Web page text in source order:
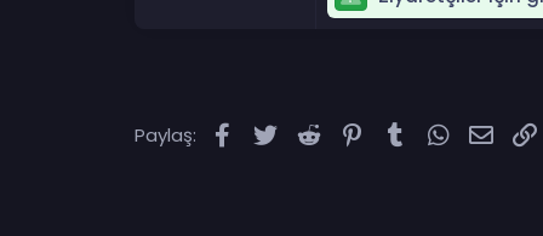
Paylaş: Facebook
TwitterReddit PinterestTumblrWhatsApp
E-